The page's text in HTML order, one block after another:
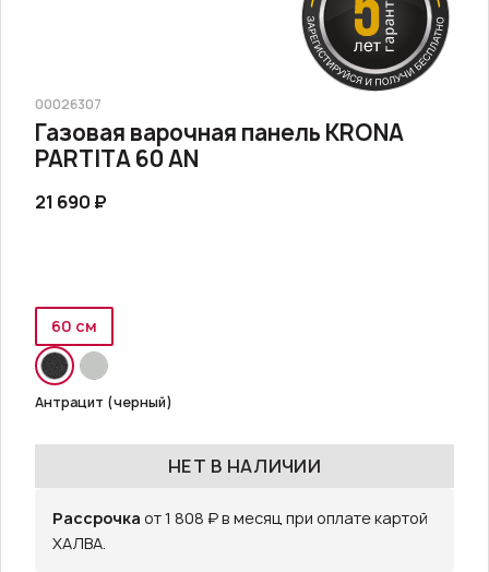
00026307
Газовая варочная панель KRONA
PARTITA 60 AN
21 690 ₽
60 см
Антрацит (черный)
НЕТ В НАЛИЧИИ
Рассрочка от 1 808 ₽ в месяц при оплате картой
ХАЛВА.